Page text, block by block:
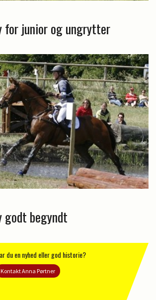
for junior og ungrytter
begyndt
du en nyhed eller god historie?
Kontakt Anna Pørtner